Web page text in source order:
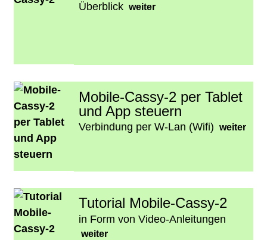
Überblick weiter
Mobile-Cassy-2 per Tablet
und App steuern
Verbindung per W-Lan (Wifi) weiter
Tutorial Mobile-Cassy-2
in Form von Video-Anleitungen
weiter